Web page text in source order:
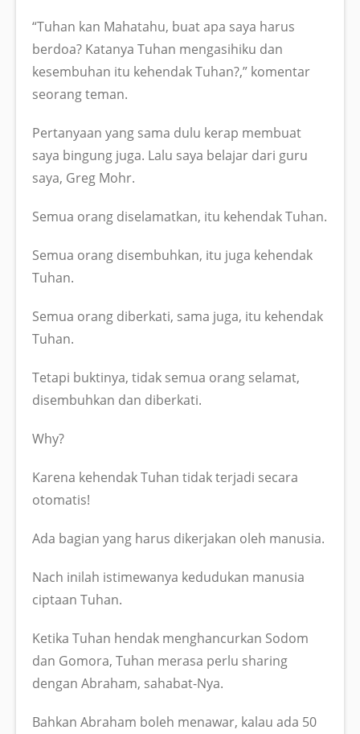
“Tuhan kan Mahatahu, buat apa saya harus
berdoa? Katanya Tuhan mengasihiku dan
kesembuhan itu kehendak Tuhan?,” komentar
seorang teman.
Pertanyaan yang sama dulu kerap membuat
saya bingung juga. Lalu saya belajar dari guru
saya, Greg Mohr.
Semua orang diselamatkan, itu kehendak Tuhan.
Semua orang disembuhkan, itu juga kehendak
Tuhan.
Semua orang diberkati, sama juga, itu kehendak
Tuhan.
Tetapi buktinya, tidak semua orang selamat,
disembuhkan dan diberkati.
Why?
Karena kehendak Tuhan tidak terjadi secara
otomatis!
Ada bagian yang harus dikerjakan oleh manusia.
Nach inilah istimewanya kedudukan manusia
ciptaan Tuhan.
Ketika Tuhan hendak menghancurkan Sodom
dan Gomora, Tuhan merasa perlu sharing
dengan Abraham, sahabat-Nya.
Bahkan Abraham boleh menawar, kalau ada 50